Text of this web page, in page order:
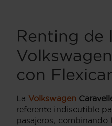
Renting de
con
La Volkswagen
referente indiscutible
pasajeros, combinando